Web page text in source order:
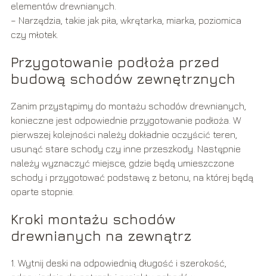
elementów drewnianych.
– Narzędzia, takie jak piła, wkrętarka, miarka, poziomica
czy młotek.
Przygotowanie podłoża przed
budową schodów zewnętrznych
Zanim przystąpimy do montażu schodów drewnianych,
konieczne jest odpowiednie przygotowanie podłoża. W
pierwszej kolejności należy dokładnie oczyścić teren,
usunąć stare schody czy inne przeszkody. Następnie
należy wyznaczyć miejsce, gdzie będą umieszczone
schody i przygotować podstawę z betonu, na której będą
oparte stopnie.
Kroki montażu schodów
drewnianych na zewnątrz
1. Wytnij deski na odpowiednią długość i szerokość,